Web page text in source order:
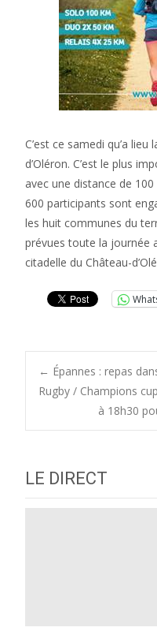
C’est ce samedi qu’a lieu
d’Oléron. C’est le plus
avec une distance de
600 participants sont
les huit communes du
prévues toute la journée
citadelle du Château-
Post
← Épannes : repas
Rugby / Champions
à 18h30
LE DIRECT